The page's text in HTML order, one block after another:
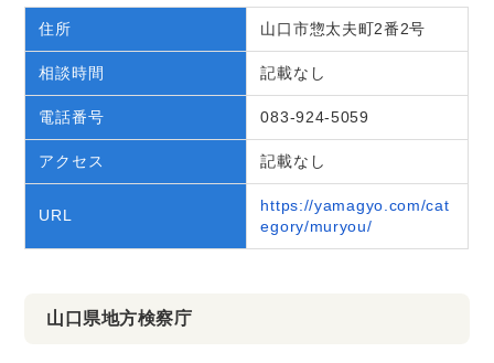
住所 山口市惣太夫町2番2号
相談時間 記載なし
電話番号 083-924-5059
アクセス 記載なし
URL
https://yamagyo.com/cat
egory/muryou/
山口県地方検察庁